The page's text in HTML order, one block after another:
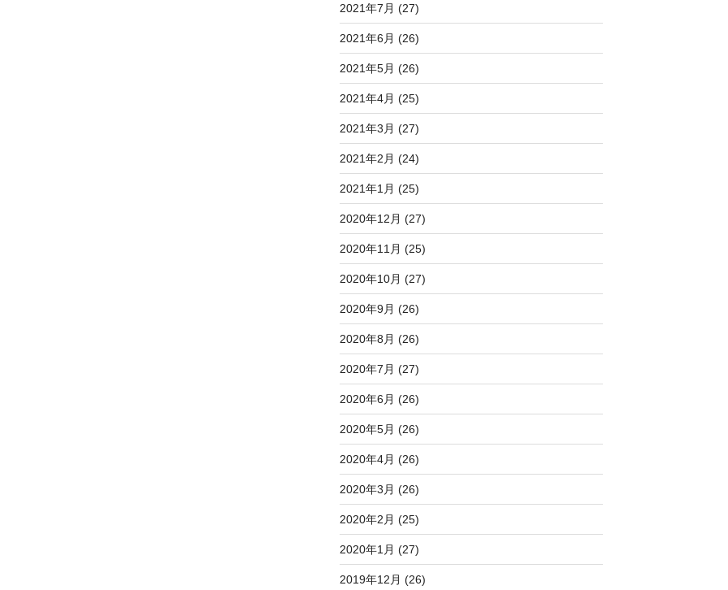
2021年7月 (27)
2021年6月 (26)
2021年5月 (26)
2021年4月 (25)
2021年3月 (27)
2021年2月 (24)
2021年1月 (25)
2020年12月 (27)
2020年11月 (25)
2020年10月 (27)
2020年9月 (26)
2020年8月 (26)
2020年7月 (27)
2020年6月 (26)
2020年5月 (26)
2020年4月 (26)
2020年3月 (26)
2020年2月 (25)
2020年1月 (27)
2019年12月 (26)